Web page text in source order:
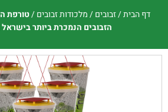
דף הבית/זבובים/מלכודות זבובים/טורפת
הזבובים הנמכרת ביותר בישראל | {5